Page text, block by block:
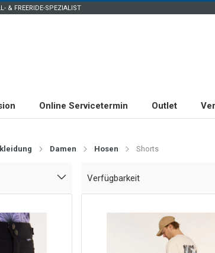
& FREERIDE-SPEZIALIST
Online Servicetermin Outlet
Damen Hosen Shorts
Verfügbarkeit